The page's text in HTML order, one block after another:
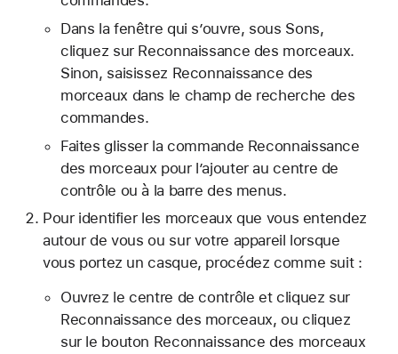
Dans la fenêtre qui s’ouvre, sous Sons,
cliquez sur Reconnaissance des morceaux.
Sinon, saisissez Reconnaissance des
morceaux dans le champ de recherche des
commandes.
Faites glisser la commande Reconnaissance
des morceaux pour l’ajouter au centre de
contrôle ou à la barre des menus.
Pour identifier les morceaux que vous entendez
autour de vous ou sur votre appareil lorsque
vous portez un casque, procédez comme suit :
Ouvrez le centre de contrôle et cliquez sur
Reconnaissance des morceaux, ou cliquez
sur le bouton Reconnaissance des morceaux